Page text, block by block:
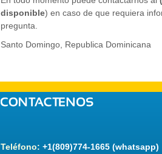
disponible) en caso de que requiera
pregunta.
Santo Domingo, Republica Dominicana
Teléfono: +1(809)774-1665 (whatsapp)